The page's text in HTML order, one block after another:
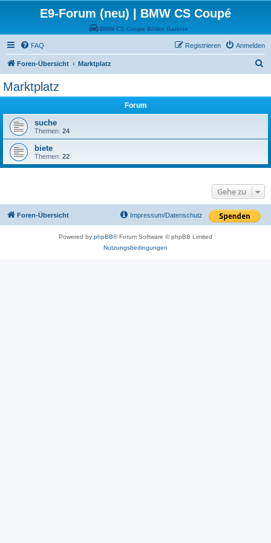
E9-Forum (neu) | BMW CS Coupé
BMW CS Coupe Bilder Galerie
FAQ Anmelden
Registrieren
Foren-Übersicht Marktplatz
Marktplatz
Forum
suche
Themen: 24
biete
Themen: 22
Gehe zu
Foren-Übersicht Impressum/Datenschutz
Powered by phpBB® Forum Software © phpBB Limited
Nutzungsbedingungen